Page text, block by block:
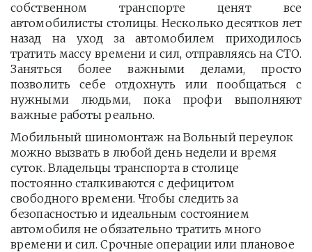
собственном транспорте ценят все
автомобилисты столицы. Несколько десятков лет
назад на уход за автомобилем приходилось
тратить массу времени и сил, отправляясь на СТО.
Заняться более важными делами, просто
позволить себе отдохнуть или пообщаться с
нужными людьми, пока профи выполняют
важные работы реально.
Мобильный шиномонтаж на Вольный переулок
можно вызвать в любой день недели и время
суток. Владельцы транспорта в столице
постоянно сталкиваются с дефицитом
свободного времени. Чтобы следить за
безопасностью и идеальным состоянием
автомобиля не обязательно тратить много
времени и сил. Срочные операции или плановое